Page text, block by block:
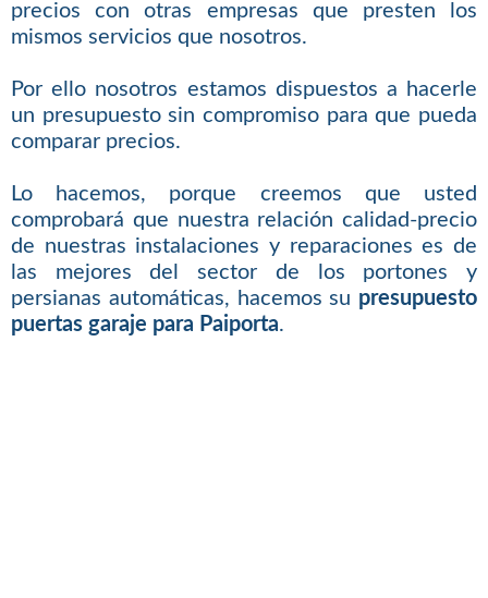
precios con otras empresas que presten los
mismos servicios que nosotros.
Por ello nosotros estamos dispuestos a hacerle
un presupuesto sin compromiso para que pueda
comparar precios.
Lo hacemos, porque creemos que usted
comprobará que nuestra relación calidad-precio
de nuestras instalaciones y reparaciones es de
las mejores del sector de los portones y
persianas automáticas, hacemos su presupuesto
puertas garaje para Paiporta.